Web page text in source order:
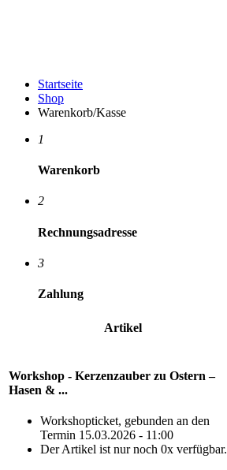
Startseite
Shop
Warenkorb/Kasse
1
Warenkorb
2
Rechnungsadresse
3
Zahlung
Artikel
Workshop - Kerzenzauber zu Ostern –
Hasen & ...
Workshopticket, gebunden an den
Termin 15.03.2026 - 11:00
Der Artikel ist nur noch 0x verfügbar.